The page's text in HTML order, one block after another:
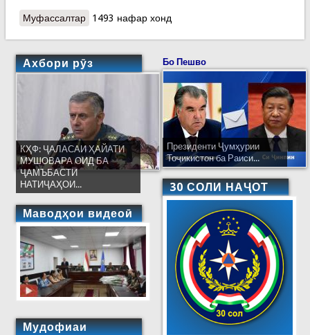
Муфассалтаро 23 сол пеш. Суқути маргбори чархболи Ми-8
1493 нафар хонд
Ахбори рӯз
КҲФ: ҶАЛАСАИ ҲАЙАТИ
МУШОВАРА ОИД БА
ҶАМЪБАСТИ
НАТИҶАҲОИ...
Маводҳои видеоӣ
Мудофиаи
Бо Пешво
Президенти Ҷумҳурии
Тоҷикистон ба Раиси...
30 СОЛИ НАҶОТ